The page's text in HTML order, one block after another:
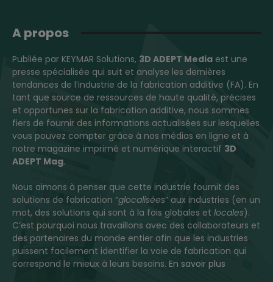
A propos
Publiée par KEYMAR Solutions, 3D ADEPT Media est une
presse spécialisée qui suit et analyse les dernières
tendances de l’industrie de la fabrication additive (FA). En
tant que source de ressources de haute qualité, précises
et opportunes sur la fabrication additive, nous sommes
fiers de fournir des informations actualisées sur lesquelles
vous pouvez compter grâce à nos médias en ligne et à
notre magazine imprimé et numérique interactif 3D
ADEPT Mag.
Nous aimons à penser que cette industrie fournit des
solutions de fabrication “glocalisées” aux industries (en un
mot, des solutions qui sont à la fois globales et locales).
C’est pourquoi nous travaillons avec des collaborateurs et
des partenaires du monde entier afin que les industries
puissent facilement identifier la voie de fabrication qui
correspond le mieux à leurs besoins. En savoir plus